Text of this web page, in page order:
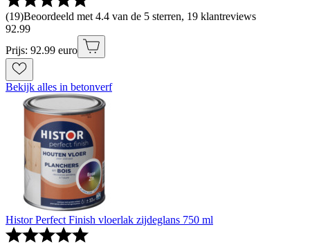
(19)Beoordeeld met 4.4 van de 5 sterren, 19 klantreviews
92.99
Prijs: 92.99 euro
Bekijk alles in betonverf
Histor Perfect Finish vloerlak zijdeglans 750 ml